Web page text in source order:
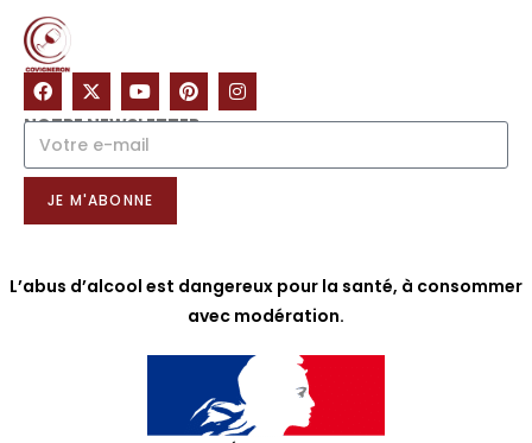
NOTRE NEWSLETTER
JE M'ABONNE
L’abus d’alcool est dangereux pour la santé, à consommer
avec modération.